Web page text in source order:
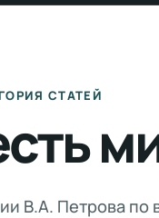
СТАТЕЙ
В.А. Петрова